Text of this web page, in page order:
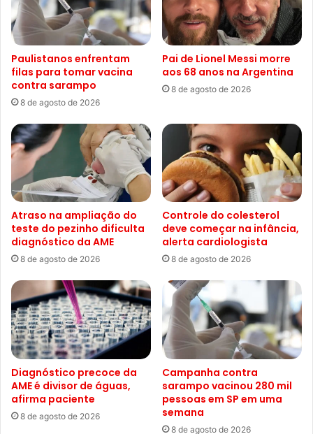
Paulistanos enfrentam
filas para tomar vacina
contra sarampo
8 de agosto de 2026
Pai de Lionel Messi morre
aos 68 anos na Argentina
8 de agosto de 2026
Atraso na ampliação do
teste do pezinho dificulta
diagnóstico da AME
8 de agosto de 2026
Controle do colesterol
deve começar na infância,
alerta cardiologista
8 de agosto de 2026
Diagnóstico precoce da
AME é divisor de águas,
afirma paciente
8 de agosto de 2026
Campanha contra
sarampo vacinou 280 mil
pessoas em SP em uma
semana
8 de agosto de 2026